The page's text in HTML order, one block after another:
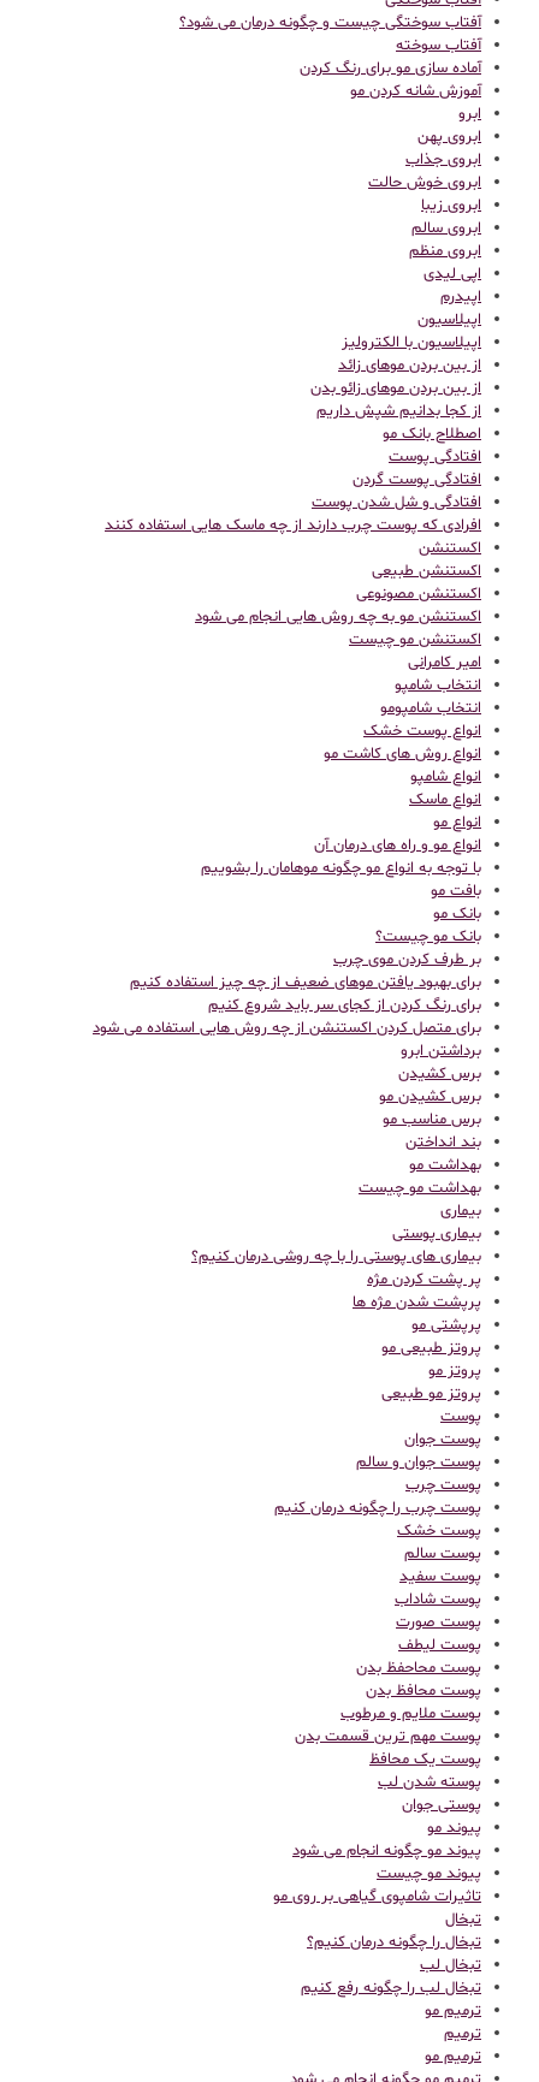
آفتاب سوختگی چیست و چگونه درمان می شود؟
آفتاب سوخته
آماده سازی مو برای رنگ کردن
آموزش شانه کردن مو
ابرو
ابروی پهن
ابروی جذاب
ابروی خوش حالت
ابروی زیبا
ابروی سالم
ابروی منظم
اپی لیدی
اپیدرم
اپیلاسیون
اپیلاسیون با الکترولیز
از بین بردن موهای زائد
از بین بردن موهای زائو بدن
از کجا بدانیم شپش داریم
اصطلاح بانک مو
افتادگی پوست
افتادگی پوست گردن
افتادگی و شل شدن پوست
افرادی که پوست چرب دارند از چه ماسک هایی استفاده کنند
اکستنشن
اکستنشن طبیعی
اکستنشن مصونوعی
اکستنشن مو به چه روش هایی انجام می شود
اکستنشن مو چیست
امیر کامرانی
انتخاب شامپو
انتخاب شامپومو
انواع پوست خشک
انواع روش های کاشت مو
انواع شامپو
انواع ماسک
انواع مو
انواع مو و راه های درمان آن
با توجه به انواع مو چگونه موهامان را بشوییم
بافت مو
بانک مو
بانک مو چیست؟
بر طرف کردن موی چرب
برای بهبود یافتن موهای ضعیف از چه چیز استفاده کنیم
برای رنگ کردن از کجای سر باید شروع کنیم
برای متصل کردن اکستنشن از چه روش هایی استفاده می شود
برداشتن ابرو
برس کشیدن
برس کشیدن مو
برس مناسب مو
بند انداختن
بهداشت مو
بهداشت مو چیست
بیماری
بیماری پوستی
بیماری های پوستی را با چه روشی درمان کنیم؟
پر پشت کردن مژه
پرپشت شدن مژه ها
پرپشتی مو
پروتز طبیعی مو
پروتز مو
پروتز مو طبیعی
پوست
پوست جوان
پوست جوان و سالم
پوست چرب
پوست چرب را چگونه درمان کنیم
پوست خشک
پوست سالم
پوست سفید
پوست شاداب
پوست صورت
پوست لیطف
پوست محاحفظ بدن
پوست محافظ بدن
پوست ملایم و مرطوب
پوست مهم ترین قسمت بدن
پوست یک محافظ
پوسته شدن لب
پوستی جوان
پیوند مو
پیوند مو چگونه انجام می شود
پیوند مو چیست
تاثیرات شامپوی گیاهی بر روی مو
تبخال
تبخال را چگونه درمان کنیم؟
تبخال لب
تبخال لب را چگونه رفع کنیم
ترميم مو
ترمیم
ترمیم مو